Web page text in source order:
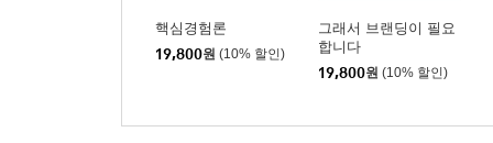
뾰족하고 선명하게 | 뾰족한 못과 뭉툭한 못 | 욕
다양한 경험은 중요합니다 | 좋은 기획은 사무실
보이는 이유 | 동네 라멘집에서 | 경험의 도구 | 회
선언
핵심경험론
19,800원 (10% 할인)
그래서 브랜딩이 필요
합니다
19,800원 (10% 할인)